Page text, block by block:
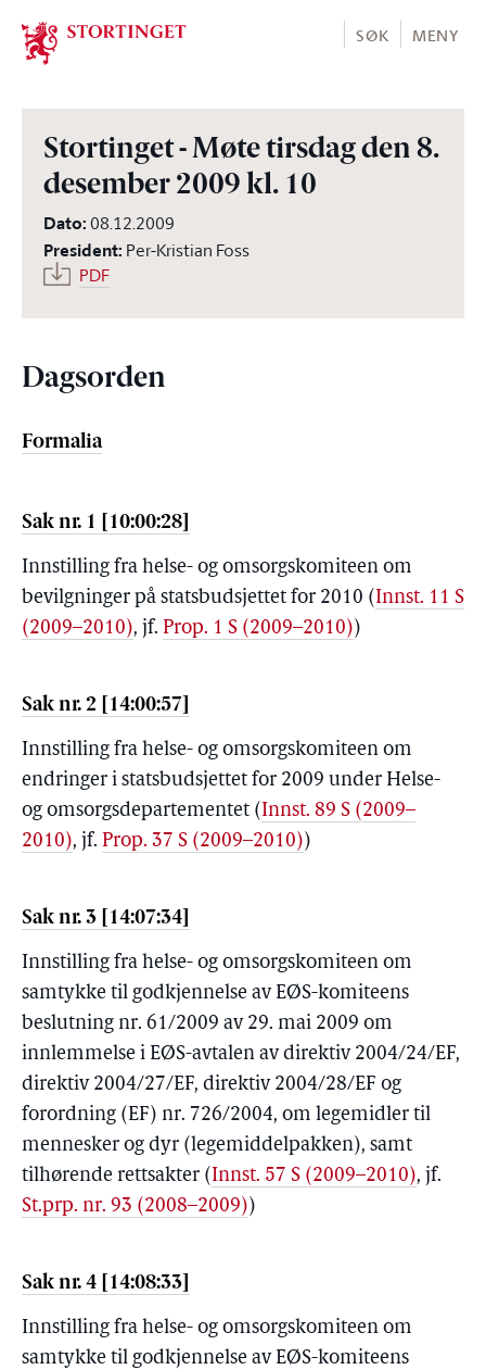
Stortinget.no
SØK MENY
Stortinget - Møte tirsdag den 8.
desember 2009 kl. 10
Dato:08.12.2009
President: Per-Kristian Foss
PDF
Dagsorden
Formalia
Sak nr. 1 [10:00:28]
Innstilling fra helse- og omsorgskomiteen om
bevilgninger på statsbudsjettet for 2010 (Innst. 11 S
(2009–2010), jf. Prop. 1 S (2009–2010))
Sak nr. 2 [14:00:57]
Innstilling fra helse- og omsorgskomiteen om
endringer i statsbudsjettet for 2009 under Helse-
og omsorgsdepartementet (Innst. 89 S (2009–
2010), jf. Prop. 37 S (2009–2010))
Sak nr. 3 [14:07:34]
Innstilling fra helse- og omsorgskomiteen om
samtykke til godkjennelse av EØS-komiteens
beslutning nr. 61/2009 av 29. mai 2009 om
innlemmelse i EØS-avtalen av direktiv 2004/24/EF,
direktiv 2004/27/EF, direktiv 2004/28/EF og
forordning (EF) nr. 726/2004, om legemidler til
mennesker og dyr (legemiddelpakken), samt
tilhørende rettsakter (Innst. 57 S (2009–2010), jf.
St.prp. nr. 93 (2008–2009))
Sak nr. 4 [14:08:33]
Innstilling fra helse- og omsorgskomiteen om
samtykke til godkjennelse av EØS-komiteens